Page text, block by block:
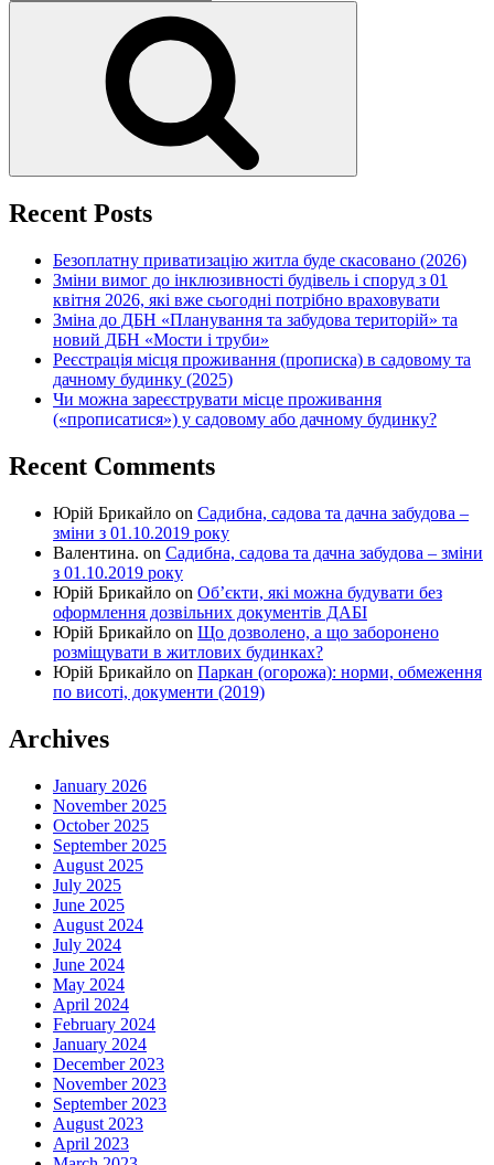
for:
Recent Posts
Безоплатну приватизацію житла буде скасовано (2026)
Зміни вимог до інклюзивності будівель і споруд з 01
квітня 2026, які вже сьогодні потрібно враховувати
Зміна до ДБН «Планування та забудова територій» та
новий ДБН «Мости і труби»
Реєстрація місця проживання (прописка) в садовому та
дачному будинку (2025)
Чи можна зареєструвати місце проживання
(«прописатися») у садовому або дачному будинку?
Recent Comments
Юрій Брикайло on Садибна, садова та дачна забудова –
зміни з 01.10.2019 року
Валентина. on Садибна, садова та дачна забудова – зміни
з 01.10.2019 року
Юрій Брикайло on Об’єкти, які можна будувати без
оформлення дозвільних документів ДАБІ
Юрій Брикайло on Що дозволено, а що заборонено
розміщувати в житлових будинках?
Юрій Брикайло on Паркан (огорожа): норми, обмеження
по висоті, документи (2019)
Archives
January 2026
November 2025
October 2025
September 2025
August 2025
July 2025
June 2025
August 2024
July 2024
June 2024
May 2024
April 2024
February 2024
January 2024
December 2023
November 2023
September 2023
August 2023
April 2023